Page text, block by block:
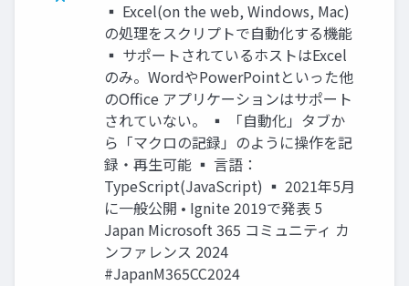
▪ Excel(on the web, Windows, Mac)
の処理をスクリプトで自動化する機能
▪ サポートされているホストはExcel
のみ。WordやPowerPointといった他
のOffice アプリケーションはサポート
されていない。 ▪ 「自動化」タブか
ら「マクロの記録」のように操作を記
録・再生可能 ▪ 言語：
TypeScript(JavaScript) ▪ 2021年5月
に一般公開 • Ignite 2019で発表 5
Japan Microsoft 365 コミュニティ カ
ンファレンス 2024
#JapanM365CC2024